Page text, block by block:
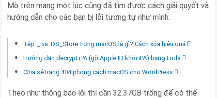
Mò trên mạng một lúc cũng đã tìm được cách giải quyết và
hướng dẫn cho các bạn bị lỗi tương tự như mình.
Tệp ._ và .DS_Store trong macOS là gì? Cách xóa hiệu quả
Hướng dẫn decrypt iPA (gỡ Apple ID khỏi iPA) bằng Frida
Chia sẻ trang 404 phong cách macOS cho WordPress
Theo như thông báo lỗi thì cần 32.37GB trống để có thể